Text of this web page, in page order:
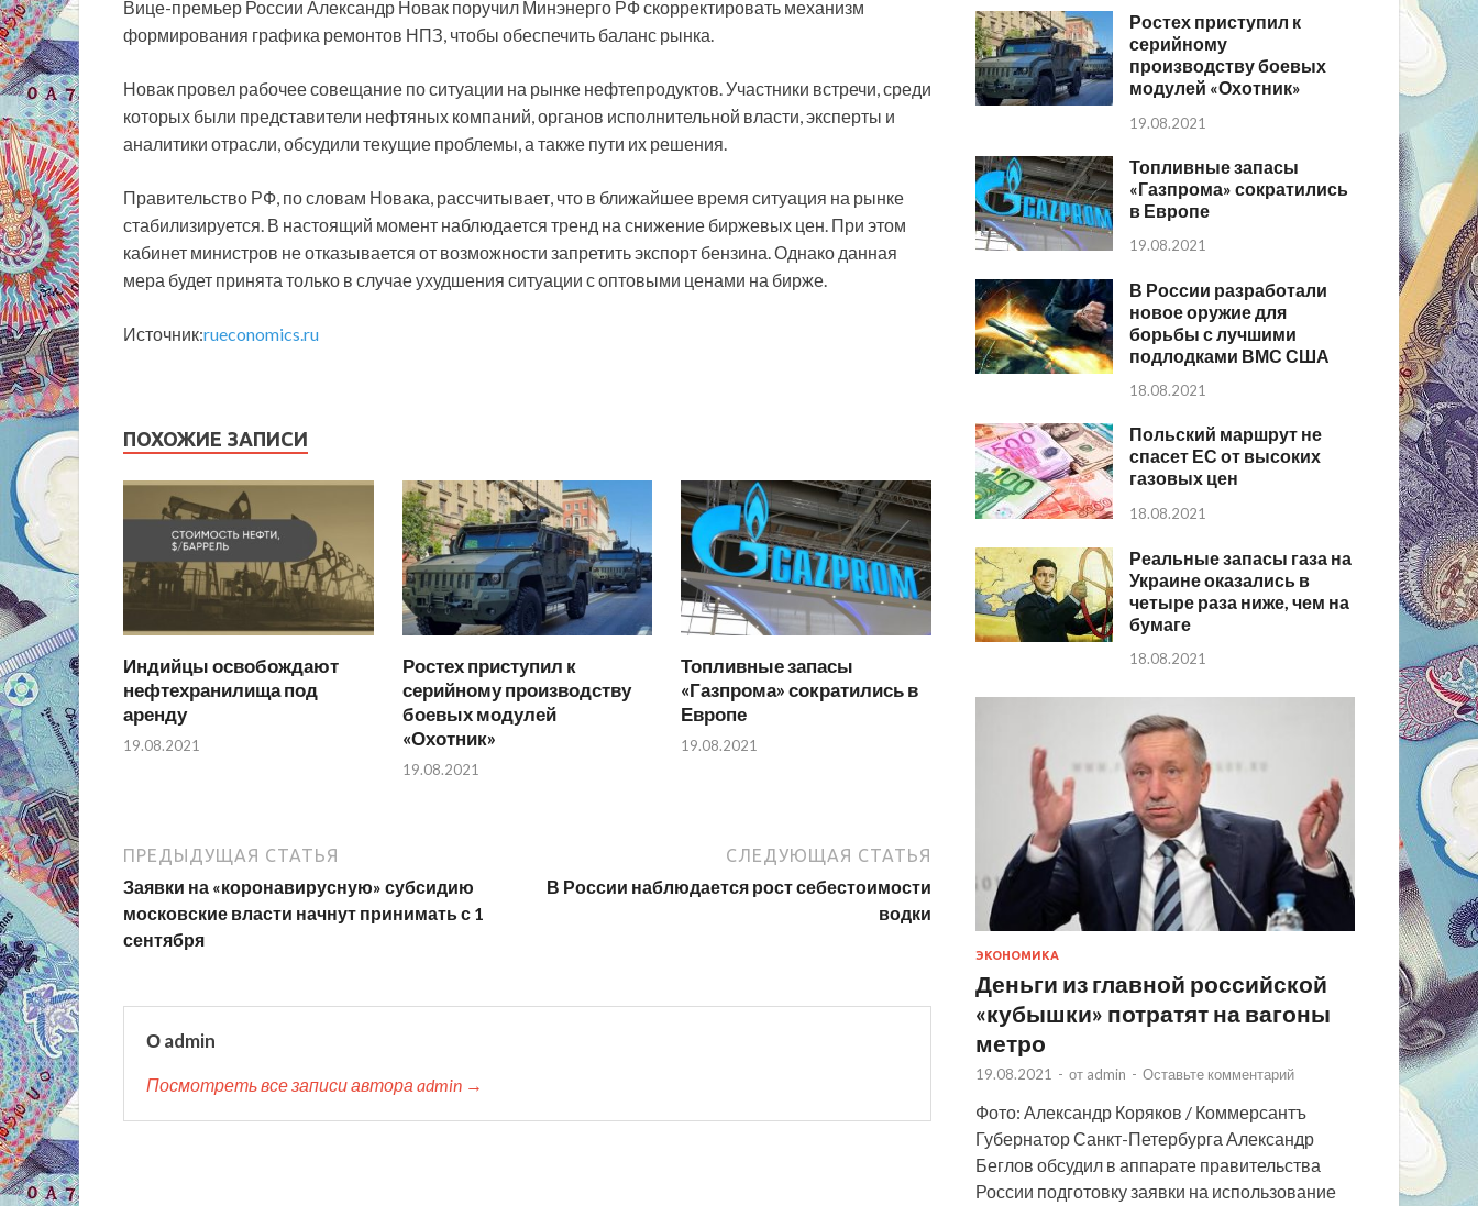
Вице-премьер России Александр Новак поручил Минэнерго РФ скорректировать механизм
формирования графика ремонтов НПЗ, чтобы обеспечить баланс рынка.
Новак​ провел рабочее совещание по ситуации на рынке нефтепродуктов. Участники встречи, среди
которых были представители нефтяных компаний, органов исполнительной власти, эксперты и
аналитики отрасли, обсудили текущие проблемы, а также пути их решения.
Правительство РФ, по словам Новака, рассчитывает, что в ближайшее время ситуация на рынке
стабилизируется. В настоящий момент наблюдается тренд на снижение биржевых цен. При этом
кабинет министров не отказывается от возможности запретить экспорт бензина. Однако данная
мера будет принята только в случае ухудшения ситуации с оптовыми ценами на бирже.
Источник:rueconomics.ru
ПОХОЖИЕ ЗАПИСИ
Индийцы освобождают
нефтехранилища под
аренду
19.08.2021
Ростех приступил к
серийному производству
боевых модулей
«Охотник»
19.08.2021
Топливные запасы
«Газпрома» сократились в
Европе
19.08.2021
ПРЕДЫДУЩАЯ СТАТЬЯ
Заявки на «коронавирусную» субсидию
московские власти начнут принимать с 1
сентября
СЛЕДУЮЩАЯ СТАТЬЯ
В России наблюдается рост себестоимости
водки
О admin
Посмотреть все записи автора admin →
Ростех приступил к
серийному
производству боевых
модулей «Охотник»
19.08.2021
Топливные запасы
«Газпрома» сократились
в Европе
19.08.2021
В России разработали
новое оружие для
борьбы с лучшими
подлодками ВМС США
18.08.2021
Польский маршрут не
спасет ЕС от высоких
газовых цен
18.08.2021
Реальные запасы газа на
Украине оказались в
четыре раза ниже, чем на
бумаге
18.08.2021
ЭКОНОМИКА
Деньги из главной российской
«кубышки» потратят на вагоны
метро
19.08.2021 - от admin - Оставьте комментарий
Фото: Александр Коряков / Коммерсантъ
Губернатор Санкт-Петербурга Александр
Беглов обсудил в аппарате правительства
России подготовку заявки на использование